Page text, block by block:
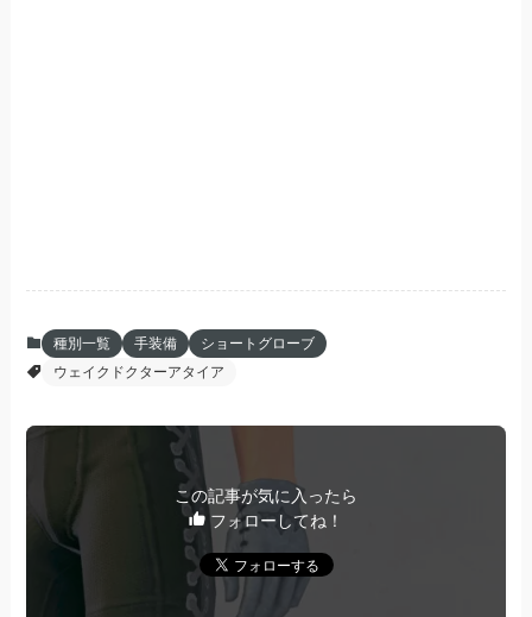
種別一覧 手装備
ショートグローブ
ウェイクドクターアタイア
この記事が気に入ったら
フォローしてね！